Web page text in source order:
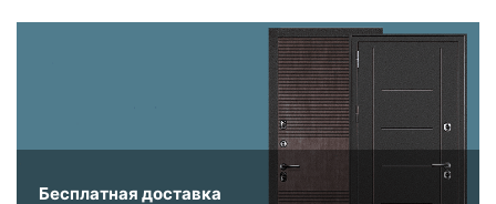
Бесплатная доставка